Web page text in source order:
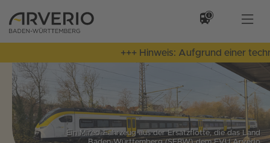
+++ Hinweis: Aufgrund einer
Ein Mireo-Fahrzeug aus der Ersatzflotte, die das Land